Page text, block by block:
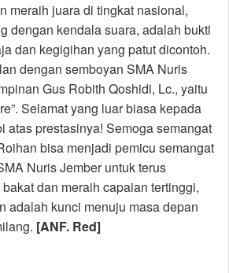
meraih juara di tingkat nasional,
dengan kendala suara, adalah bukti
dan kegigihan yang patut dicontoh.
dengan semboyan SMA Nuris
Gus Robith Qoshidi, Lc., yaitu
Selamat yang luar biasa kepada
atas prestasinya! Semoga semangat
bisa menjadi pemicu semangat
Nuris Jember untuk terus
dan meraih capaian tertinggi,
adalah kunci menuju masa depan
[ANF. Red]